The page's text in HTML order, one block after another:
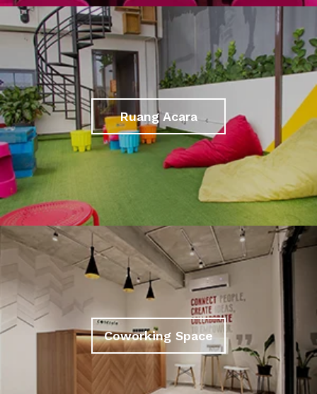
Ruang Acara
Coworking Space